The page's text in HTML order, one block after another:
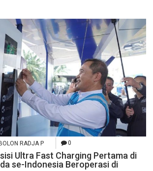
RADJA P 0
Ultra Fast Charging Pertama di
se-Indonesia Beroperasi di